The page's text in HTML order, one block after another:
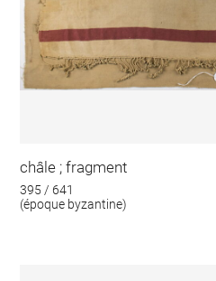
châle ; fragment
395 / 641
(époque byzantine)